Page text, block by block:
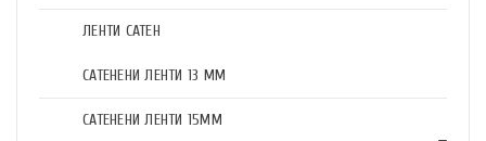
ЛЕНТИ САТЕН
САТЕНЕНИ ЛЕНТИ 13 ММ
САТЕНЕНИ ЛЕНТИ 15ММ